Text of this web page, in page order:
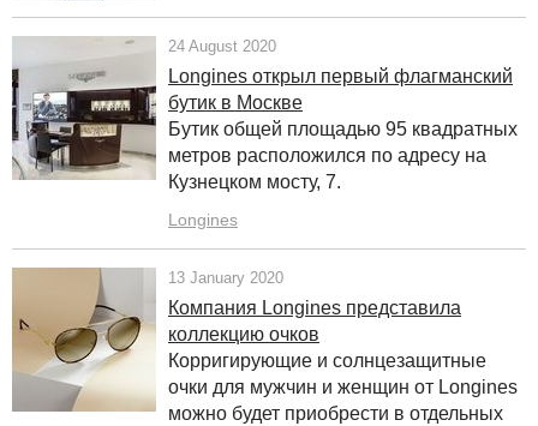
24 August 2020
Longines открыл первый флагманский
бутик в Москве
Бутик общей площадью 95 квадратных
метров расположился по адресу на
Кузнецком мосту, 7.
Longines
13 January 2020
Компания Longines представила
коллекцию очков
Корригирующие и солнцезащитные
очки для мужчин и женщин от Longines
можно будет приобрести в отдельных